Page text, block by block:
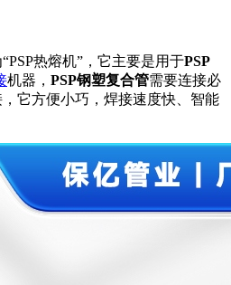
热熔机”，它主要是用于PSP
机器， PSP钢塑复合管需要连接必
它方便小巧，焊接速度快、智能